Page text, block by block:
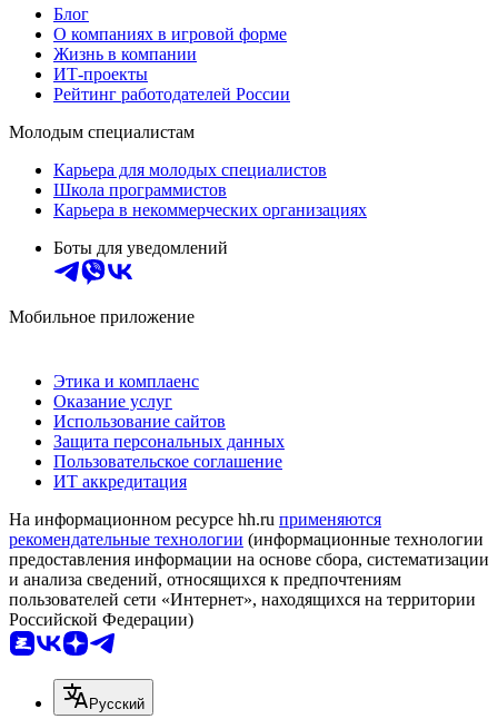
Блог
О компаниях в игровой форме
Жизнь в компании
ИТ-проекты
Рейтинг работодателей России
Молодым специалистам
Карьера для молодых специалистов
Школа программистов
Карьера в некоммерческих организациях
Боты для уведомлений
Мобильное приложение
Этика и комплаенс
Оказание услуг
Использование сайтов
Защита персональных данных
Пользовательское соглашение
ИТ аккредитация
На информационном ресурсе hh.ru применяются
рекомендательные технологии (информационные технологии
предоставления информации на основе сбора, систематизации
и анализа сведений, относящихся к предпочтениям
пользователей сети «Интернет», находящихся на территории
Российской Федерации)
Русский